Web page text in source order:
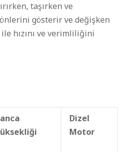
taşırken ve
gösterir ve değişken
hızını ve verimliliğini
Dizel
Motor